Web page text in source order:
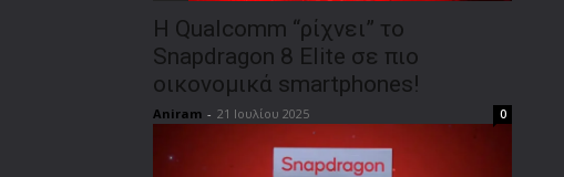
Η Qualcomm “ρίχνει” το
Snapdragon 8 Elite σε πιο
οικονομικά smartphones!
Aniram - 21 Ιουλίου 2025 0